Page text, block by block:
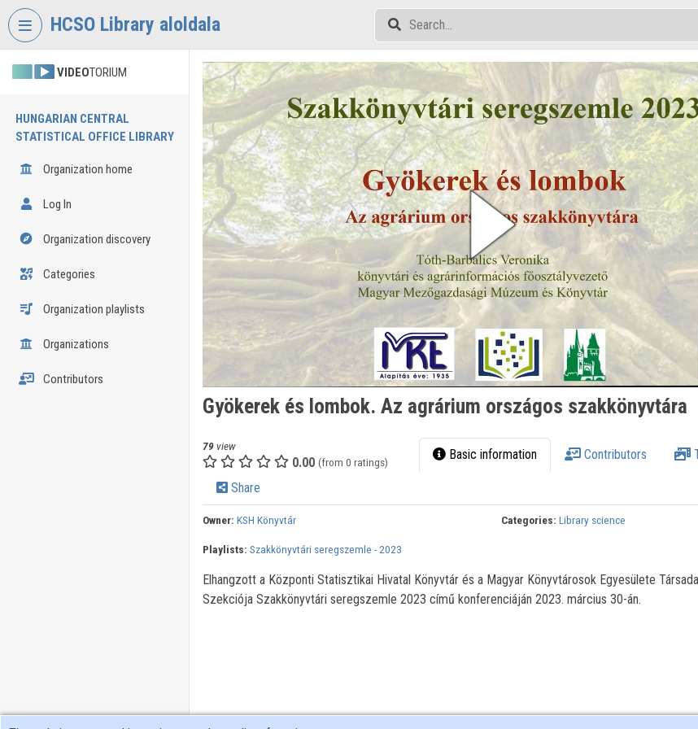
Skip header
HCSO Library aloldala
VIDEOTORIUM
HUNGARIAN CENTRAL
STATISTICAL OFFICE LIBRARY
Organization home
Log In
Organization discovery
Categories
Organization playlists
Organizations
Contributors
Gyökerek és lombok. Az agrárium országos szakkönyvtára
79view
0.00 (from 0 ratings) Basic information Contributors
Share
Owner: KSH Könyvtár Categories: Library science
Playlists: Szakkönyvtári seregszemle - 2023
Elhangzott a Központi Statisztikai Hivatal Könyvtár és a Magyar Könyvtárosok Egyesülete
Szekciója Szakkönyvtári seregszemle 2023 című konferenciáján 2023. március 30-án.